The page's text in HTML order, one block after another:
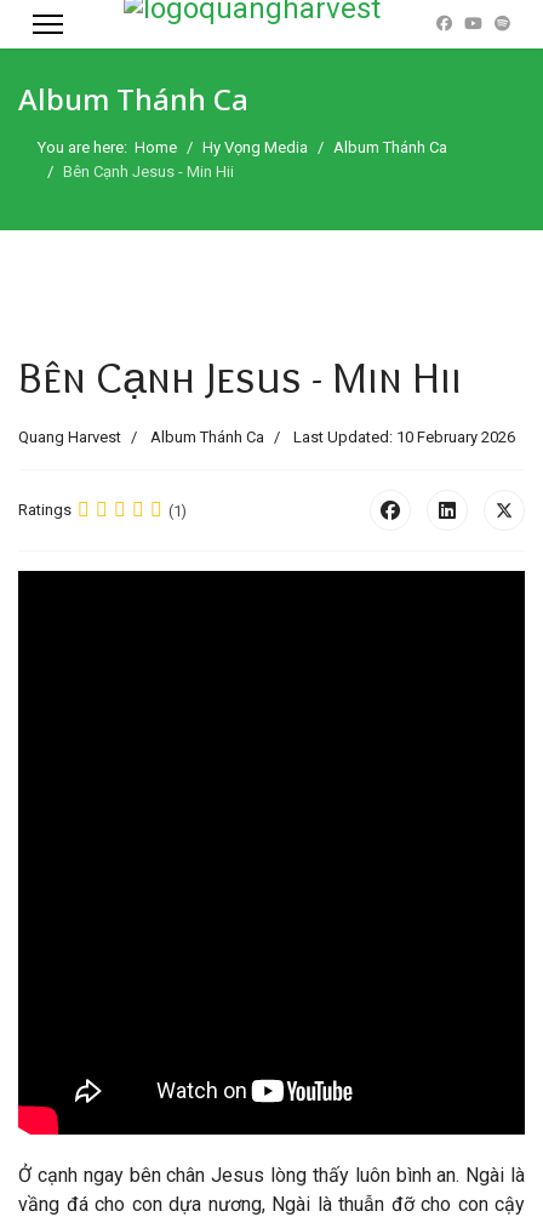
Album Thánh Ca
You are here: Home Hy Vọng Media
Album Thánh Ca
Bên Cạnh Jesus - Min Hii
Bên Cạnh Jesus - Min Hii
Quang Harvest Album Thánh Ca Last Updated: 10 February 2026
Ratings (1)
Ở cạnh ngay bên chân Jesus lòng thấy luôn bình an. Ngài là
vầng đá cho con dựa nương, Ngài là thuẫn đỡ cho con cậy